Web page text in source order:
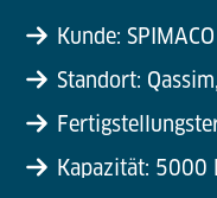
Kunde: SPIMACO
Standort:
Kapazität: 5000